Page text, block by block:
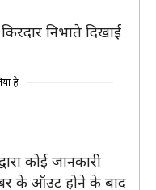
निभाते दिखाई
है
कोई जानकारी
के ऑउट होने के बाद